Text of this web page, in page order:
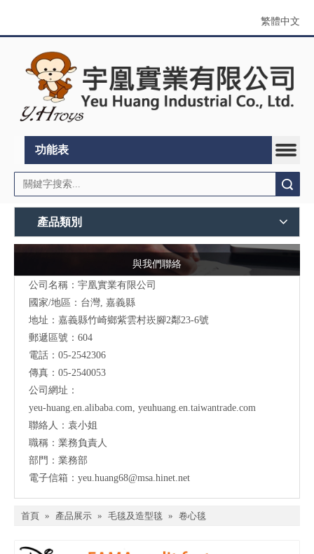
繁體中文
功能表
產品類別
與我們聯絡
公司名稱：宇凰實業有限公司
國家/地區：台灣, 嘉義縣
地址： 嘉義縣竹崎鄉紫雲村崁腳2鄰23-6號
郵遞區號：604
電話：05-2542306
傳真：05-2540053
公司網址：
yeu-huang.en.alibaba.com, yeuhuang.en.taiwantrade.com
聯絡人：袁小姐
職稱：業務負責人
部門：業務部
電子信箱： yeu.huang68@msa.hinet.net
首頁 » 產品展示 » 毛毯及造型毯 » 卷心毯